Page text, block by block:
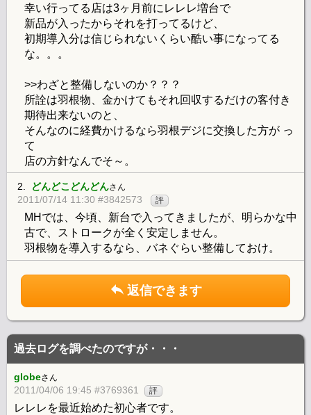
幸い行ってる店は3ヶ月前にレレレ増台で
新品が入ったからそれを打ってるけど、
初期導入分は信じられないくらい酷い事になってる
な。。。
>>わざと整備しないのか？？？
所詮は羽根物、金かけてもそれ回収するだけの客付き
期待出来ないのと、
そんなのに経費かけるなら羽根デジに交換した方が っ
て
店の方針なんでそ～。
2. どんどこどんどんさん
2011/07/14 11:30 #3842573 評
MHでは、今頃、新台で入ってきましたが、明らかな中
古で、ストロークが全く安定しません。
羽根物を導入するなら、バネぐらい整備しておけ。
返信できます
過去ログを調べたのですが・・・
globeさん
2011/04/06 19:45 #3769361 評
レレレを最近始めた初心者です。